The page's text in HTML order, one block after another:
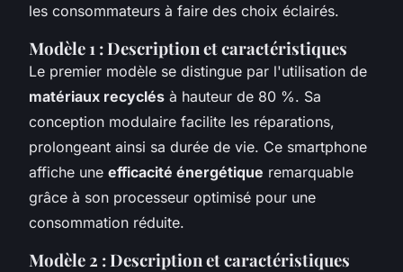
les consommateurs à faire des choix éclairés.
Modèle 1 : Description et caractéristiques
Le premier modèle se distingue par l'utilisation de
matériaux recyclés à hauteur de 80 %. Sa
conception modulaire facilite les réparations,
prolongeant ainsi sa durée de vie. Ce smartphone
affiche une efficacité énergétique remarquable
grâce à son processeur optimisé pour une
consommation réduite.
Modèle 2 : Description et caractéristiques